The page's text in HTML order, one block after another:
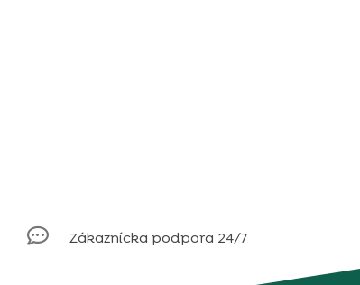
 Zákaznícka podpora 24/7